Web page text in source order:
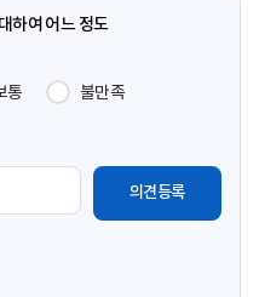
하여 어느 정도
통
불만족